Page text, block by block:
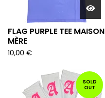
FLAG PURPLE TEE MAISON
MÈRE
10,00 €
SOLD
OUT